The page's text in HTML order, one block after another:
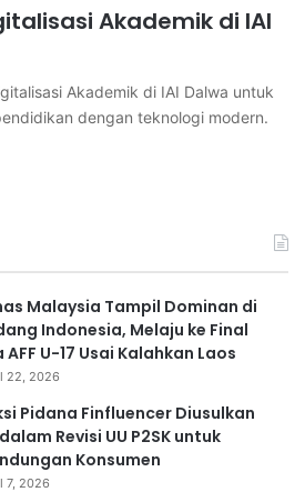
Akademik di IAI
Akademik di IAI Dalwa untuk
dengan teknologi modern.
Malaysia Tampil Dominan di
Indonesia, Melaju ke Final
AFF U-17 Usai Kalahkan Laos
22, 2026
Pidana Finfluencer Diusulkan
Revisi UU P2SK untuk
Konsumen
7, 2026